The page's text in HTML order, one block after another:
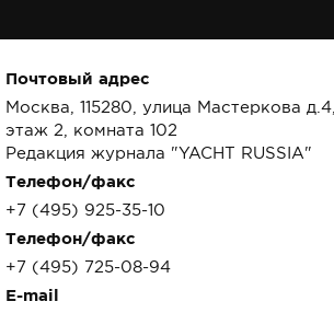
Почтовый адрес
Москва, 115280, улица Мастеркова
этаж 2, комната 102
Редакция журнала "YACHT RUSSIA"
Телефон/факс
+7 (495) 925-35-10
Телефон/факс
+7 (495) 725-08-94
E-mail